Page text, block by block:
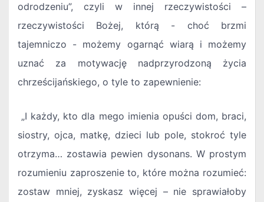
odrodzeniu”, czyli w innej rzeczywistości –
rzeczywistości Bożej, którą - choć brzmi
tajemniczo - możemy ogarnąć wiarą i możemy
uznać za motywację nadprzyrodzoną życia
chrześcijańskiego, o tyle to zapewnienie:
„I każdy, kto dla mego imienia opuści dom, braci,
siostry, ojca, matkę, dzieci lub pole, stokroć tyle
otrzyma… zostawia pewien dysonans. W prostym
rozumieniu zaproszenie to, które można rozumieć:
zostaw mniej, zyskasz więcej – nie sprawiałoby